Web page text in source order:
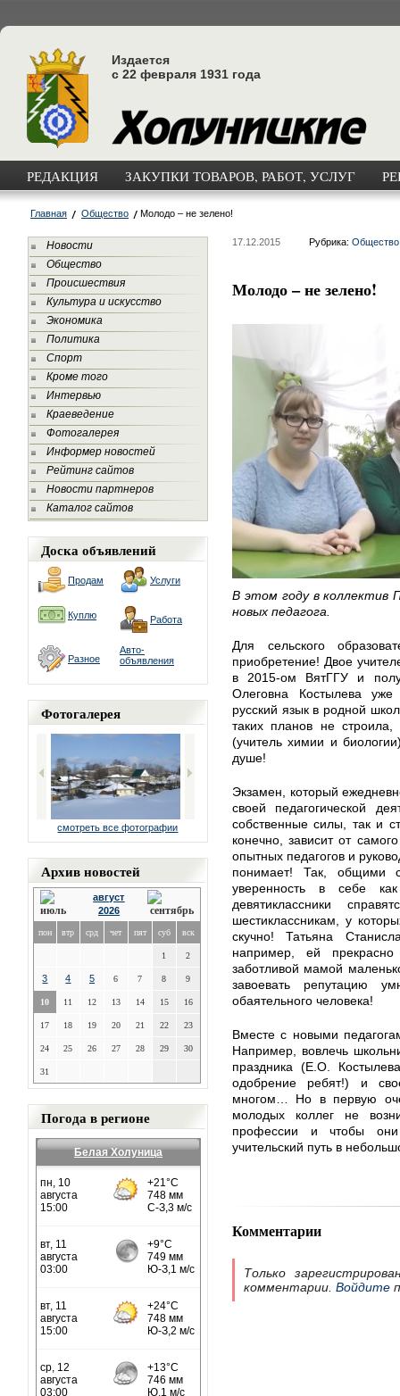
Издается
с 22 февраля 1931 года
РЕДАКЦИЯ ЗАКУПКИ ТОВАРОВ, РАБОТ, УСЛУГ
Главная Общество Молодо – не зелено!
Новости
Общество
Происшествия
Культура и искусство
Экономика
Политика
Спорт
Кроме того
Интервью
Краеведение
Фотогалерея
Информер новостей
Рейтинг сайтов
Новости партнеров
Каталог сайтов
Доска объявлений
Продам Услуги
Куплю Работа
Разное
Авто-
объявления
Фотогалерея
смотреть все фотографии
Архив новостей
август
2026
пон втр срд чет пят суб вск
1 2
3 4 5 6 7 8 9
10 11 12 13 14 15 16
17 18 19 20 21 22 23
24 25 26 27 28 29 30
31
Погода в регионе
Белая Холуница
17.12.2015 Рубрика: Общество
Молодо – не зелено!
В этом году в коллектив
новых педагога.
Для сельского
приобретение! Двое
в 2015-ом ВятГГУ и
Олеговна Костылева
русский язык в родной
таких планов не
(учитель химии и
душе!
Экзамен, который
своей педагогической
собственные силы, так и
конечно, зависит от
опытных педагогов и
понимает! Так, общими
уверенность в себе
девятиклассники
шестиклассникам, у
скучно! Татьяна
например, ей
заботливой мамой
завоевать репутацию
обаятельного человека!
Вместе с новыми
Например, вовлечь
праздника (Е.О.
одобрение ребят!) и
многом… Но в первую
молодых коллег не
профессии и чтобы
учительский путь в
Комментарии
Только
комментарии. Войдите